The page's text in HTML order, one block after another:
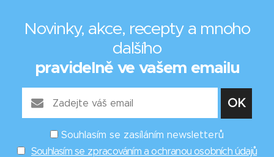
Novinky, akce, recepty a mnoho
dalšího
pravidelně ve vašem emailu
Souhlasím se zasíláním newsletterů
Souhlasím se zpracováním a ochranou osobních údajů